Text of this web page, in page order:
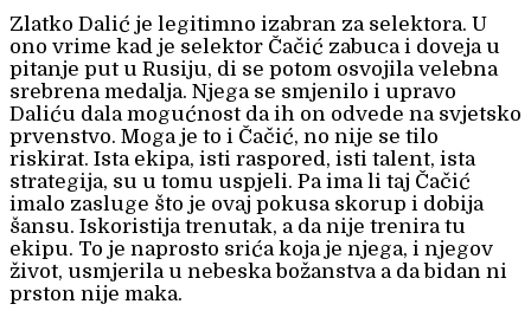
Zlatko Dalić je legitimno izabran za selektora. U
ono vrime kad je selektor Čačić zabuca i doveja u
pitanje put u Rusiju, di se potom osvojila velebna
srebrena medalja. Njega se smjenilo i upravo
Daliću dala mogućnost da ih on odvede na svjetsko
prvenstvo. Moga je to i Čačić, no nije se tilo
riskirat. Ista ekipa, isti raspored, isti talent, ista
strategija, su u tomu uspjeli. Pa ima li taj Čačić
imalo zasluge što je ovaj pokusa skorup i dobija
šansu. Iskoristija trenutak, a da nije trenira tu
ekipu. To je naprosto srića koja je njega, i njegov
život, usmjerila u nebeska božanstva a da bidan ni
prston nije maka.